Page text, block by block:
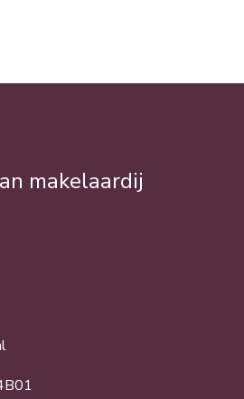
makelaardij